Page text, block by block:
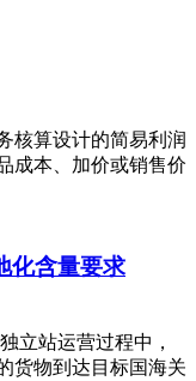
核算设计的简易利润
成本、加价或销售价
化含量要求
立站运营过程中，
货物到达目标国海关